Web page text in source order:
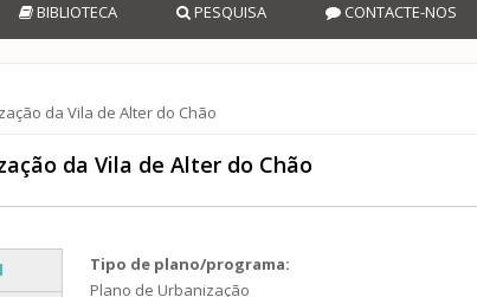
BIBLIOTECA PESQUISA CONTACTE-NOS
da Vila de Alter do Chão
da Vila de Alter do Chão
Tipo de plano/programa:
Plano de Urbanização